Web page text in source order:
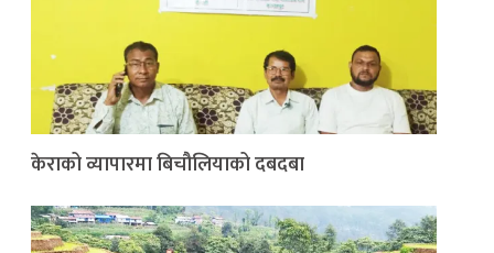
केराको व्यापारमा बिचौलियाको दबदबा